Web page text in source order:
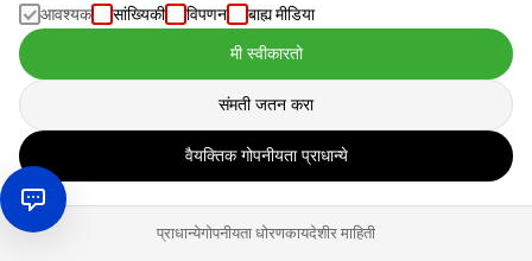
Ads मध्ये देखील अस्तित्वात आहेत.
Amazon जाहिरातींच्या खर्चात स्वरूप, स्पर्धा आणि जाहिरातांच्या
क्लिकसाठीच पैसे देतात. दिवसाच्या बजेटची निश्चिती करून एकूण
खर्च नियंत्रित केला जाऊ शकतो. सर्वोत्तम किंमत-गुणवत्तेचा अनुभव
घेण्यासाठी नियमितपणे देखरेख आणि धोरणात बदल करणे शिफारसीय
आहे.
Amazon PPC-कॅम्पेन म्हणजे काय?
एक Amazon PPC-कॅम्पेन ही एक जाहिरात उपक्रम आहे, ज्यामध्ये
जाहिरातदार त्यांच्या जाहिराती Amazon वर ठेवण्यासाठी पैसे देतात.
या कॅम्पेनमध्ये Sponsored Products, Sponsored Brands
आणि Sponsored Displays सारख्या विविध जाहिरात स्वरूपांचा
Amazon PPC सॉफ्टवेअर कोणासाठी योग्य आहे?
आवश्यक सांख्यिकी विपणन बाह्य मीडिया
मी स्वीकारतो
संमती जतन करा
वैयक्तिक गोपनीयता प्राधान्ये
प्राधान्येगोपनीयता धोरणकायदेशीर माहिती